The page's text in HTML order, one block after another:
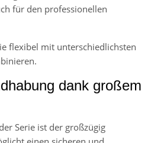
für den professionellen
flexibel mit unterschiedlichsten
dank großem
Serie ist der großzügig